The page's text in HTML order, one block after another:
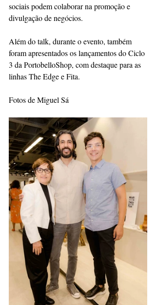
sociais podem colaborar na promoção e
divulgação de negócios.
Além do talk, durante o evento, também
foram apresentados os lançamentos do Ciclo
3 da PortobelloShop, com destaque para as
linhas The Edge e Fita.
Fotos de Miguel Sá